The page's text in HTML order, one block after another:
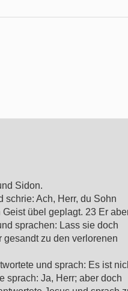
Sidon.
schrie: Ach, Herr, du Sohn
übel geplagt. 23 Er
sprachen: Lass sie doch
gesandt zu den verlorenen
und sprach: Es ist
sprach: Ja, Herr; aber doch